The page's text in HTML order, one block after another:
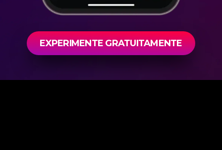
EXPERIMENTE GRATUITAMENTE